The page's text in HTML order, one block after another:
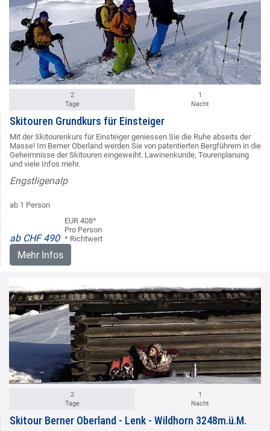
2
Tage
1
Nacht
Skitouren Grundkurs für Einsteiger
Mit der Skitourenkurs für Einsteiger geniessen Sie die Ruhe abseits der
Masse! Im Berner Oberland werden Sie von patentierten Bergführern in die
Geheimnisse der Skitouren eingeweiht. Lawinenkunde, Tourenplanung
und viele Infos mehr.
Engstligenalp
ab 1 Person
ab CHF 490
EUR 408*
Pro Person
* Richtwert
Mehr Infos
2
Tage
1
Nacht
Skitour Berner Oberland - Lenk - Wildhorn 3248m.ü.M.